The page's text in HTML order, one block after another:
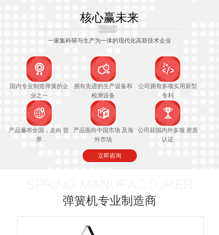
核心赢未来
一家集科研与生产为一体的现代化高新技术企业
国内专业制造弹簧的企
业之一
拥有先进的生产设备和
检测设备
公司拥有多项实用新型
专利
产品遍布全国，走向 世
界
产品面向中国市场 及海
外市场
公司获国内外多项 资质
认证
立即咨询
SPRING MANUFACTURER
弹簧机专业制造商